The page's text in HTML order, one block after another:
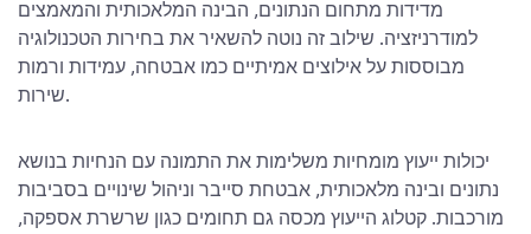
מדידות מתחום הנתונים, הבינה המלאכותית והמאמצים
למודרניזציה. שילוב זה נוטה להשאיר את בחירות הטכנולוגיה
מבוססות על אילוצים אמיתיים כמו אבטחה, עמידות ורמות
שירות.
יכולות ייעוץ מומחיות משלימות את התמונה עם הנחיות בנושא
נתונים ובינה מלאכותית, אבטחת סייבר וניהול שינויים בסביבות
מורכבות. קטלוג הייעוץ מכסה גם תחומים כגון שרשרת אספקה,